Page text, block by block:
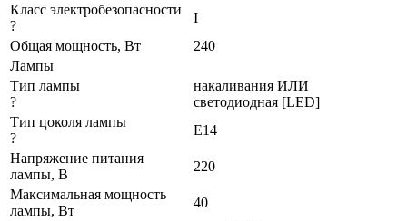
Класс электробезопасности
?
I
Общая мощность, Вт
240
Лампы
Тип лампы
?
накаливания ИЛИ
светодиодная [LED]
Тип цоколя лампы
?
E14
Напряжение питания
лампы, В
220
Максимальная мощность
лампы, Вт
40